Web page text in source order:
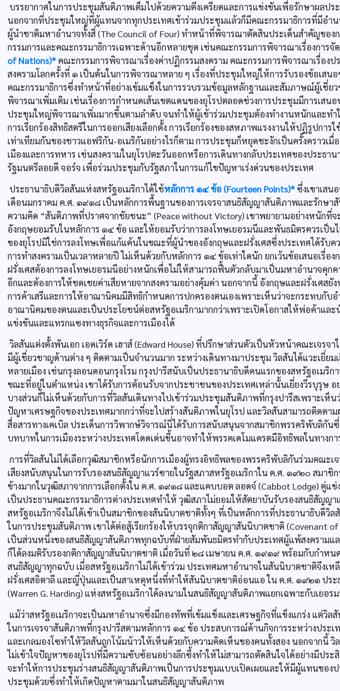
บรรยากาศในการประชุมสันติภาพเต็มไปด้วยความตึงเครียดและการแข่งขันเพื่อรักษาผลป
นอกจากที่ประชุมใหญ่ที่ผู้แทนจากทุกประเทศเข้าร่วมประชุมแล้วก็มีคณะกรรมาธิการที่มีอำน
ผู้นำชาติมหาอำนาจทั้งสี่ (The Council of Four) ทำหน้าที่พิจารณาตัดสินประเด็นสำคัญขอ
กรรมการและคณะกรรมาธิการเฉพาะด้านอีกหลายชุด เช่นคณะกรรมการพิจารณาเรื่องการจั
of Nations)* คณะกรรมการพิจารณาเรื่องค่าปฏิกรรมสงคราม คณะกรรมการพิจารณาเรื่องป
สงครามโลกครั้งที่ ๑ เป็นต้นในการพิจารณาหลาย ๆ เรื่องที่ประชุมใหญ่ให้การรับรองข้อเสน
คณะกรรมาธิการซึ่งทำหน้าที่อย่างเข้มแข็งในการรวบรวมข้อมูลหลักฐานและสัมภาษณ์ผู้เชี่ยว
พิจารณาเพิ่มเติม เช่นเรื่องการกำหนดเส้นเขตแดนของยุโรปตลอดช่วงการประชุมมีการเสน
ประชุมใหญ่พิจารณาเพิ่มมากขึ้นตามลำดับ จนทำให้ผู้เข้าร่วมประชุมต้องทำงานหนักและทำ
การเรียกร้องสิทธิสตรีในการออกเสียงเลือกตั้ง การเรียกร้องของสหภาพแรงงานให้ปฏิรูปการใ
เท่าเทียมกันของชาวแอฟริกัน-อเมริกันอย่างไรก็ตาม การประชุมก็หยุดชะงักเป็นครั้งคราวเมื่
เมืองและการทหาร เช่นสงครามในยุโรปตะวันออกหรือการเดินทางกลับประเทศของประธา
รัฐมนตรีลอยดี จอร์จ เพื่อร่วมประชุมกับรัฐสภาในการแก้ไขปัญหาเร่งด่วนของประเทศ
ประธานาธิบดีวิลสันแห่งสหรัฐอเมริกาได้ใช้หลักการ ๑๔ ข้อ (Fourteen Points)* ซึ่งเขาเสน
เดือนมกราคม ค.ศ. ๑๙๑๘ เป็นหลักการพื้นฐานของการเจรจาสนธิสัญญาสันติภาพและรักษา
ความคิด “สันติภาพที่ปราศจากชัยชนะ” (Peace without Victory) เขาพยายามอย่างหนักที่จ
อังกฤษยอมรับในหลักการ ๑๔ ข้อ และให้ยอมรับว่าการลงโทษเยอรมนีและพันธมิตรควรเป็น
ของยุโรปมิใช่การลงโทษเพื่อแก้แค้นในขณะที่ผู้นำของอังกฤษและฝรั่งเศสซึ่งประเทศได้รับค
การทำสงครามเป็นเวลาหลายปี ไม่เห็นด้วยกับหลักการ ๑๔ ข้อเท่าใดนัก ยกเว้นข้อเสนอเรื่อ
ฝรั่งเศสต้องการลงโทษเยอรมนีอย่างหนักเพื่อไม่ให้สามารถฟื้นตัวกลับมาเป็นมหาอำนาจคุก
อีกและต้องการให้ชดเชยค่าเสียหายจากสงครามอย่างคุ้มค่า นอกจากนี้ อังกฤษและฝรั่งเศสยั
การค้าเสรีและการให้อาณานิคมมีสิทธิกำหนดการปกครองตนเองเพราะเห็นว่าจะกระทบกับ
อาณานิคมของตนและเป็นประโยชน์ต่อสหรัฐอเมริกามากกว่าเพราะเปิดโอกาสให้พ่อค้าและ
แข่งขันและแทรกแซงทางธุรกิจและการเมืองได้
วิลสันแต่งตั้งพันเอก เอดเวิร์ด เฮาส์ (Edward House) ที่ปรึกษาส่วนตัวเป็นหัวหน้าคณะเจรจ
มีผู้เชี่ยวชาญด้านต่าง ๆ ติดตามเป็นจำนวนมาก ระหว่างเดินทางมาประชุม วิลสันได้แวะเยี่ยม
หลายเมือง เช่นกรุงลอนดอนกรุงโรม กรุงปารีสนับเป็นประธานาธิบดีคนแรกของสหรัฐอเมริก
ขณะที่อยู่ในตำแหน่ง เขาได้รับการต้อนรับจากประชาชนของประเทศเหล่านั้นเยี่ยงวีรบุรุษ อ
บางส่วนก็ไม่เห็นด้วยกับการที่วิลสันเดินทางไปเข้าร่วมประชุมสันติภาพที่กรุงปารีสเพราะเห็นว่
ปัญหาเศรษฐกิจของประเทศมากกว่าที่จะไปสร้างสันติภาพในยุโรป และวิลสันสามารถติดตาม
สื่อสารทางเคเบิล ประเด็นการวิพากษ์วิจารณ์นี่ได้รับการสนับสนุนจากสมาชิกพรรคริพับลิกัน
บทบาทในการเมืองระหว่างประเทศโดดเด่นขึ้นอาจทำให้พรรคเดโมแครตมีอิทธิพลในทางกา
การที่วิลสันไม่ได้เลือกวุฒิสมาชิกหรือนักการเมืองผู้ทรงอิทธิพลของพรรคริพับลิกันร่วมคณะเ
เสียงสนับสนุนในการรับรองสนธิสัญญาแวร์ซายในรัฐสภาสหรัฐอเมริกาใน ค.ศ. ๑๙๒๐ สมาชิ
ข้างมากในวุฒิสภาจากการเลือกตั้งใน ค.ศ. ๑๙๑๘ และแคบบอต ลอดจ์ (Cabbot Lodge) คู่แข่
เป็นประธานคณะกรรมาธิการต่างประเทศทำให้ วุฒิสภาไม่ยอมให้สัตยาบันรับรองสนธิสัญญ
สหรัฐอเมริกาจึงไม่ได้เข้าเป็นสมาชิกของสันนิบาตชาติทั้งๆ ที่เป็นหลักการที่ประธานาธิบดีวิ
ในการประชุมสันติภาพ เขาได้ต่อสู้เรียกร้องให้บรรจุกติกาสัญญาสันนิบาตชาติ (Covenant
เป็นส่วนหนึ่งของสนธิสัญญาสันติภาพทุกฉบับที่ฝ่ายสัมพันธมิตรทำกับประเทศผู้แพ้สงคราม
ก็ได้ลงมติรับรองกติกาสัญญาสันนิบาตชาติ เมื่อวันที่ ๒๘ เมษายน ค.ศ. ๑๙๑๙ พร้อมกับกำห
สนธิสัญญาทุกฉบับ เมื่อสหรัฐอเมริกาไม่ได้เข้าร่วม ประเทศมหาอำนาจในสันนิบาตชาติจึงเห
ฝรั่งเศสอิตาลี และญี่ปุ่นและเป็นสาเหตุหนึ่งที่ทำให้สันนิบาตชาติอ่อนแอ ใน ค.ศ. ๑๙๒๑ ประธ
(Warren G. Harding) แห่งสหรัฐอเมริกาได้ลงนามในสนธิสัญญาสันติภาพแยกเฉพาะกับเยอร
แม้ว่าสหรัฐอเมริกาจะเป็นมหาอำนาจซึ่งมีกองทัพที่เข้มแข็งและเศรษฐกิจที่แข็งแกร่ง แต่วิล
ในการเจรจาสันติภาพที่กรุงปารีสตามหลักการ ๑๔ ข้อ ประสบการณ์ด้านกิจการระหว่างประ
และเกลมองโซทำให้วิลสันถูกโน้มน้าวให้เห็นด้วยกับความคิดเห็นของคนทั้งสอง นอกจากนี้
ไม่เข้าใจปัญหาของยุโรปที่มีความซับซ้อนอย่างลึกซึ้งทำให้ไม่สามารถตัดสินใจได้อย่างมีประ
จะทำให้การประชุมร่างสนธิสัญญาสันติภาพเป็นการประชุมแบบเปิดเผยและให้มีผู้แทนของป
ประชุมด้วยซึ่งทำให้เกิดปัญหาตามมาในสนธิสัญญาสันติภาพ